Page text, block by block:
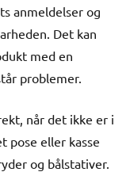
anmeldelser og
Det kan
med en
problemer.
når det ikke er i
pose eller kasse
og bålstativer.